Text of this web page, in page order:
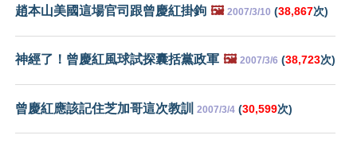
趙本山美國這場官司跟曾慶紅掛鉤 🖼️ 2007/3/10 (38,867次)
神經了！曾慶紅風球試探囊括黨政軍 🖼️ 2007/3/6 (38,723次)
曾慶紅應該記住芝加哥這次教訓 2007/3/4 (30,599次)